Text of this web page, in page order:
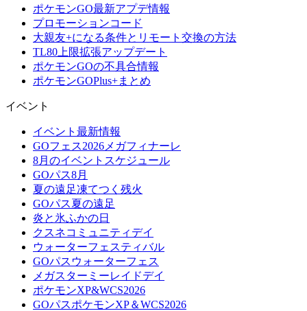
ポケモンGO最新アプデ情報
プロモーションコード
大親友+になる条件とリモート交換の方法
TL80上限拡張アップデート
ポケモンGOの不具合情報
ポケモンGOPlus+まとめ
イベント
イベント最新情報
GOフェス2026メガフィナーレ
8月のイベントスケジュール
GOパス8月
夏の遠足凍てつく残火
GOパス夏の遠足
炎と氷ふかの日
クスネコミュニティデイ
ウォーターフェスティバル
GOパスウォーターフェス
メガスターミーレイドデイ
ポケモンXP&WCS2026
GOパスポケモンXP＆WCS2026